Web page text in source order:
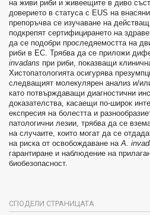
на живи риби и живеещите в диво
доверието в статуса с EUS на
препоръчва се изучаване на
подкрепят сертифицирането на
да се подобри проследяемостта на
риби в ЕС. Трябва да се приложи
invadans при риби, показващи
Хистопатологията осигурява
следващият молекулярен анализ и/
като потвърждаващи диагностични
доказателства, касаещи по-широк
експресия на болестта и
патологични лезии, трябва да се
на случаите, които могат да се
на риска от освобождаване на A
гарантиране и наблюдение на
биобезопасност.
СПОДЕЛИ СТРАНИЦАТА